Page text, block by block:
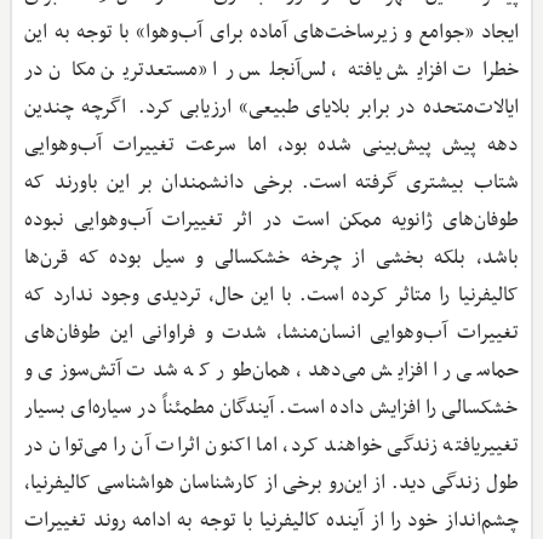
ایجاد «جوامع و زیرساخت‌های آماده برای آب‌وهوا» با توجه به این
خطرات افزایش یافته، لس‌آنجلس را «مستعدترین مکان در
ایالات‌متحده در برابر بلایای طبیعی» ارزیابی کرد. اگرچه چندین
دهه پیش پیش‌بینی شده بود، اما سرعت تغییرات آب‌وهوایی
شتاب بیشتری گرفته است. برخی دانشمندان بر این باورند که
طوفان‌های ژانویه ممکن است در اثر تغییرات آب‌وهوایی نبوده
باشد، بلکه بخشی از چرخه خشکسالی و سیل بوده که قرن‌ها
کالیفرنیا را متاثر کرده است. با این حال، تردیدی وجود ندارد که
تغییرات آب‌وهوایی انسان‌منشا، شدت و فراوانی این طوفان‌های
حماسی را افزایش می‌دهد، همان‌طور که شدت آتش‌سوزی و
خشکسالی را افزایش داده است. آیندگان مطمئناً در سیاره‌ای بسیار
تغییریافته زندگی خواهند کرد، اما اکنون اثرات آن را می‌توان در
طول زندگی دید. از این‌رو برخی از کارشناسان هواشناسی کالیفرنیا،
چشم‌انداز خود را از آینده کالیفرنیا با توجه به ادامه روند تغییرات